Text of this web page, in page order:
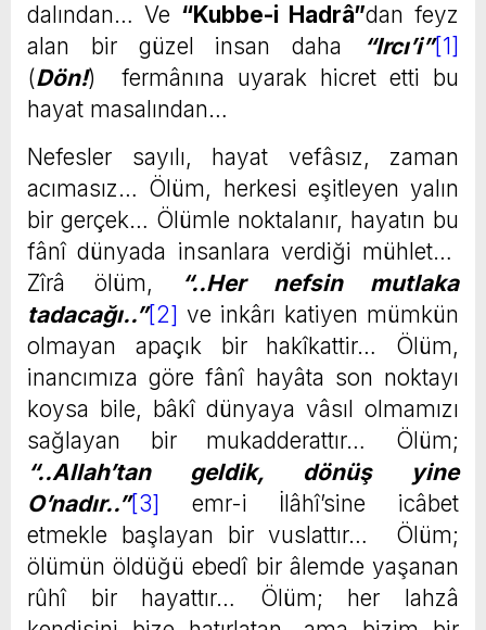
dalından… Ve “Kubbe-i Hadrâ”dan feyz
alan bir güzel insan daha
“Ircı’i”[1]
(Dön!) fermânına uyarak hicret etti bu
hayat masalından…
Nefesler sayılı, hayat vefâsız, zaman
acımasız… Ölüm, herkesi eşitleyen yalın
bir gerçek… Ölümle noktalanır, hayatın bu
fânî dünyada insanlara verdiği mühlet…
Zîrâ ölüm,
“..Her nefsin mutlaka
tadacağı..”[2] ve inkârı katiyen mümkün
olmayan apaçık bir hakîkattir… Ölüm,
inancımıza göre fânî hayâta son noktayı
koysa bile, bâkî dünyaya vâsıl olmamızı
sağlayan bir mukadderattır… Ölüm;
“..Allah’tan geldik, dönüş yine
O’nadır..”[3] emr-i İlâhî’sine icâbet
etmekle başlayan bir vuslattır… Ölüm;
ölümün öldüğü ebedî bir âlemde yaşanan
rûhî bir hayattır… Ölüm; her lahzâ